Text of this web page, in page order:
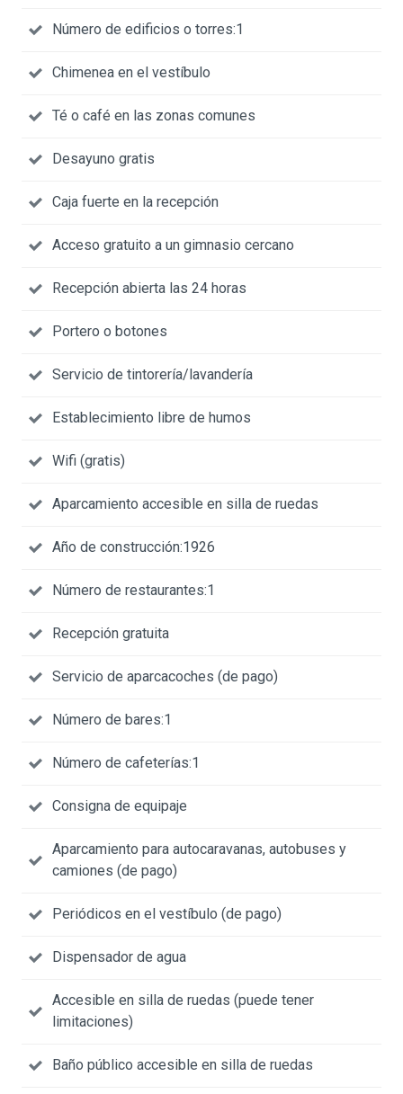
Número de edificios o torres:1
Chimenea en el vestíbulo
Té o café en las zonas comunes
Desayuno gratis
Caja fuerte en la recepción
Acceso gratuito a un gimnasio cercano
Recepción abierta las 24 horas
Portero o botones
Servicio de tintorería/lavandería
Establecimiento libre de humos
Wifi (gratis)
Aparcamiento accesible en silla de ruedas
Año de construcción:1926
Número de restaurantes:1
Recepción gratuita
Servicio de aparcacoches (de pago)
Número de bares:1
Número de cafeterías:1
Consigna de equipaje
Aparcamiento para autocaravanas, autobuses y
camiones (de pago)
Periódicos en el vestíbulo (de pago)
Dispensador de agua
Accesible en silla de ruedas (puede tener
limitaciones)
Baño público accesible en silla de ruedas